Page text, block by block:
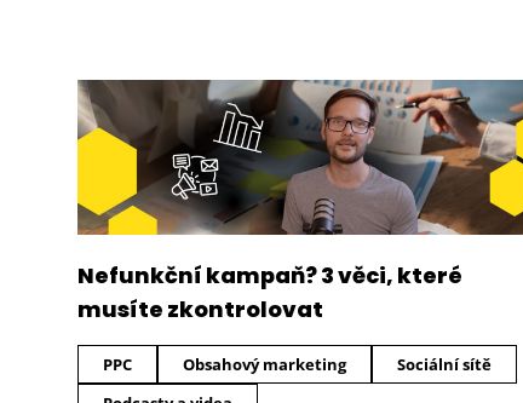
Nefunkční kampaň? 3 věci, které
musíte zkontrolovat
PPC Obsahový marketing
Sociální sítě